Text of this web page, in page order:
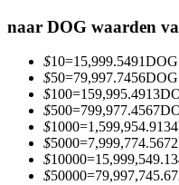
Informatie
Big data-analyse
naar DOG waarden
$10=15,999.5491DOG
$50=79,997.7456DOG
$100=159,995.4913
$500=799,977.4567
$1000=1,599,954.9134
$5000=7,999,774.5672
$10000=
$50000=